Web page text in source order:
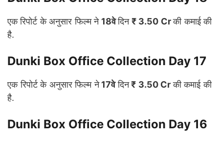
एक रिपोर्ट के अनुसार फिल्म ने18वेदिन₹ 3.50 Crकी कमाई की
है.
Dunki Box Office Collection Day 17
एक रिपोर्ट के अनुसार फिल्म ने17वेदिन₹ 3.50 Crकी कमाई की
है.
Dunki Box Office Collection Day 16